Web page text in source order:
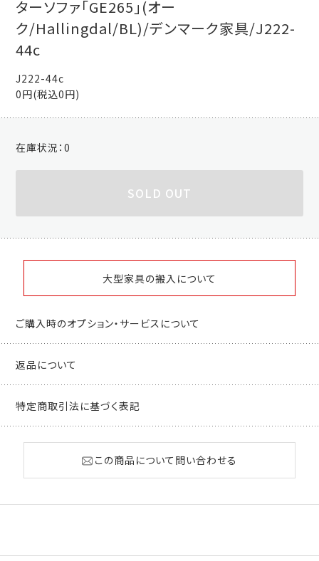
ターソファ「GE265」(オー
ク/Hallingdal/BL)/デンマーク家具/J222-
44c
J222-44c
0円(税込0円)
在庫状況：0
SOLD OUT
大型家具の搬入について
ご購入時のオプション・サービスについて
返品について
特定商取引法に基づく表記
この商品について問い合わせる